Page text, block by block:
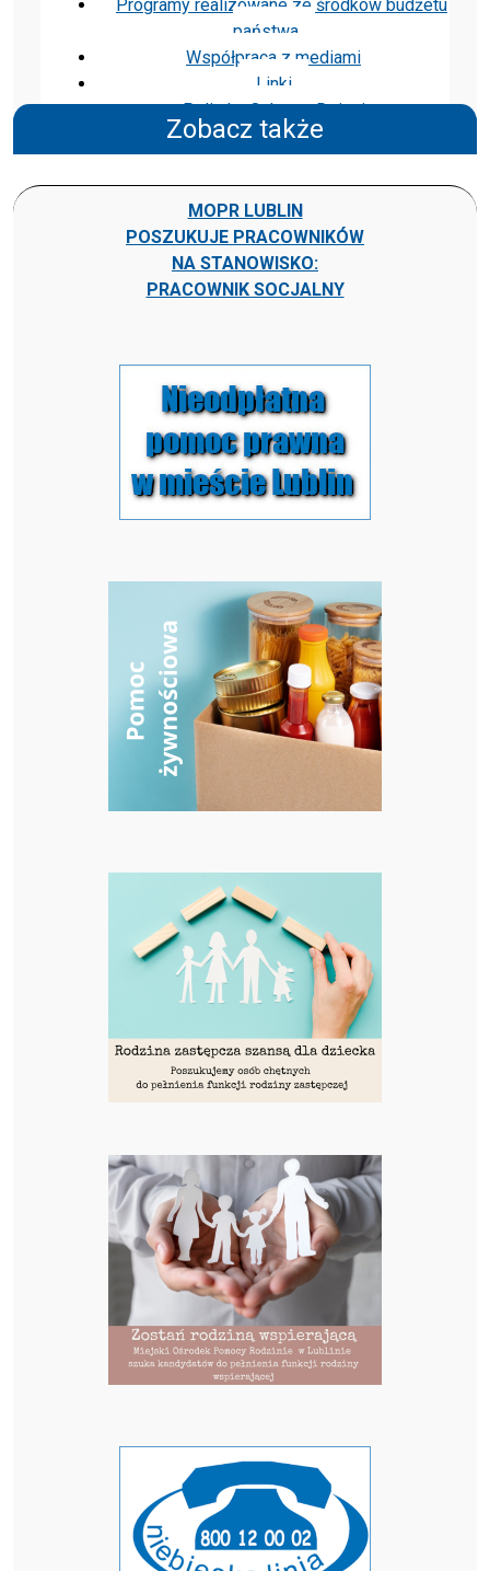
Programy realizowane ze środków budżetu
państwa
Współpraca z mediami
Linki
Polityka Ochrony Dzieci
Zobacz także
MOPR LUBLIN
POSZUKUJE PRACOWNIKÓW
NA STANOWISKO:
PRACOWNIK SOCJALNY